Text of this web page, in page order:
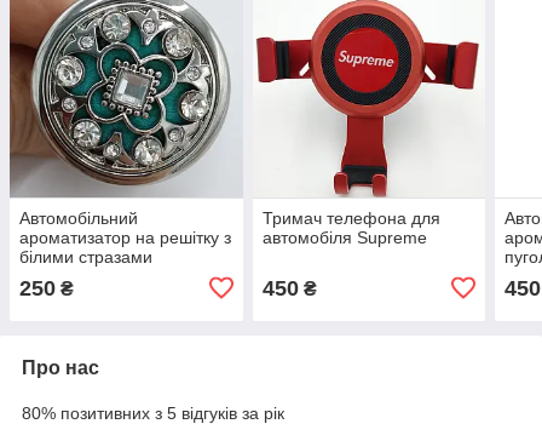
Автомобільний
ароматизатор на решітку з
білими стразами
250 ₴
Тримач телефона для
автомобіля Supreme
450₴ 450
Про нас
80% позитивних з 5 відгуків за рік